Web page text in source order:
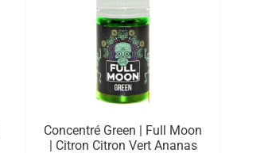
Concentré Green | Full Moon
| Citron Citron Vert Ananas